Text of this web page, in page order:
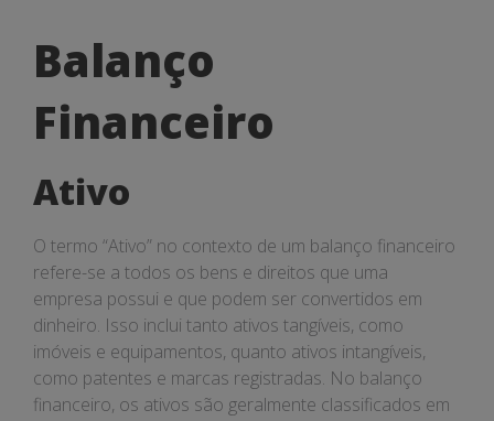
Balanço
Financeiro
Balanço
Financeiro
Ativo
O termo “Ativo” no contexto de um balanço financeiro
refere-se a todos os bens e direitos que uma
empresa possui e que podem ser convertidos em
dinheiro. Isso inclui tanto ativos tangíveis, como
imóveis e equipamentos, quanto ativos intangíveis,
como patentes e marcas registradas. No balanço
financeiro, os ativos são geralmente classificados em